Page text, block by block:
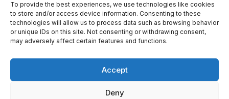
To provide the best experiences, we use technologies like cookies
to store and/or access device information. Consenting to these
technologies will allow us to process data such as browsing behavior
or unique IDs on this site. Not consenting or withdrawing consent,
may adversely affect certain features and functions.
Accept
Deny
July 2025
Temmuz 5, 2025
© Copyright 2009 - 2025 InvestGreece. All Rights